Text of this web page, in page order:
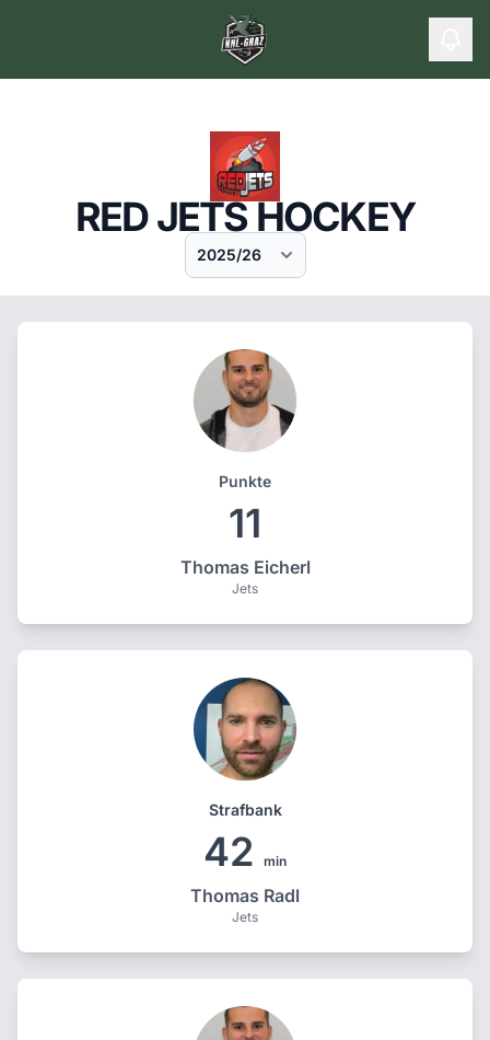
RED JETS HOCKEY
Punkte
11
Thomas Eicherl
Jets
Strafbank
42 min
Thomas Radl
Jets